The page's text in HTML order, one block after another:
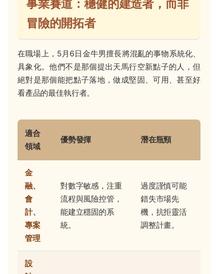
事業賽道：穩健的建造者，而非
冒險的開拓者
在職場上，5月6日金牛男擅長將混亂的事物系統化、
具象化。他們不是那個提出天馬行空新點子的人，但
絕對是那個能把點子落地，做成堅固、可用、甚至好
看產品的最佳執行者。
適合
領域
優勢發揮 潛在瓶頸
金
融、
會
計、
專案
管理
對數字敏感，注重
流程與風險控管，
能建立穩固的系
統。
過度謹慎可能
錯失市場先
機，抗拒靈活
調整計畫。
設